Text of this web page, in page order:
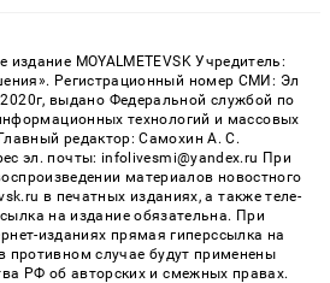
издание MOYALMETEVSK Учредитель:
Регистрационный номер СМИ: Эл
выдано Федеральной службой по
технологий и массовых
редактор: Самохин А. С.
эл. почты: infolivesmi@yandex.ru При
материалов новостного
в печатных изданиях, а также теле-
на издание обязательна. При
изданиях прямая гиперссылка на
противном случае будут применены
РФ об авторских и смежных правах.